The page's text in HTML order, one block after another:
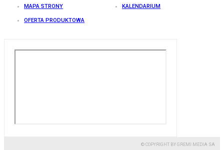
MAPA STRONY KALENDARIUM
OFERTA PRODUKTOWA
© COPYRIGHT BY GREMI MEDIA SA